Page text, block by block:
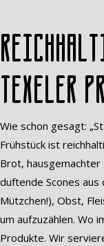
Texeler
Wie schon gesagt:
Frühstück ist
Brot, hausgemachter
duftende Scones aus
Mützchen!), Obst,
um aufzuzählen. Wo
Produkte. Wir